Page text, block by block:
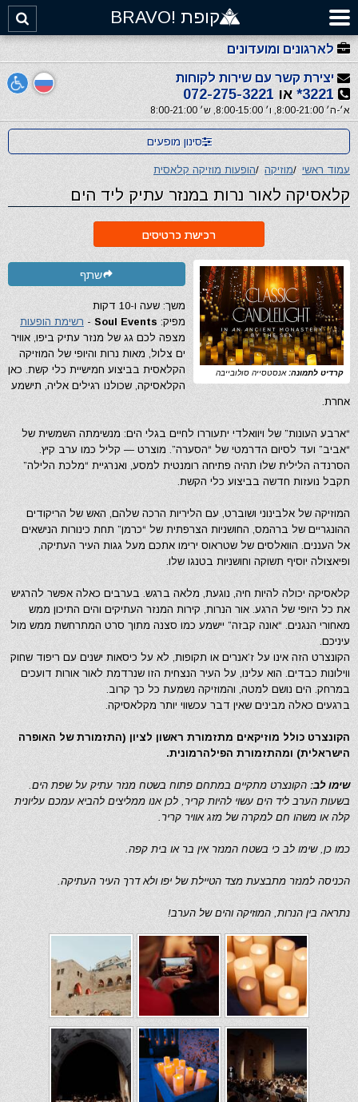
קופת !BRAVO
לארגונים ומועדונים
יצירת קשר עם שירות לקוחות
3221* או 072-275-3221
א׳-ה׳ 8:00-21:00, ו׳ 8:00-15:00, ש׳ 8:00-21:00
סינון מופעים
עמוד ראשי /מוזיקה /הופעות מוזיקה קלאסית
קלאסיקה לאור נרות במנזר עתיק ליד הים
רכישת כרטיסים
קרדיט לתמונה: אנסטסייה סולובייבה
שתף
משך: שעה ו-10 דקות
מפיק: Soul Events
- רשימת הופעות
מצפה לכם גג של מנזר עתיק ביפו, אוויר
ים צלול, מאות נרות והיופי של המוזיקה
הקלאסית בביצוע חמישיית כלי קשת. כאן
הקלאסיקה, שכולנו רגילים אליה, תישמע
אחרת.
“ארבע העונות” של ויוואלדי יתעוררו לחיים בגלי הים: מנשימתה השמשית של
“אביב” ועד לסיום הדרמטי של “הסערה”. מוצרט — קליל כמו ערב קיץ.
הסרנדה הלילית שלו תהיה פתיחה רומנטית למסע, ואנרגיית “מלכת הלילה”
תקבל נועזות חדשה בביצוע כלי הקשת.
המוזיקה של אלבינוני ושוברט, עם הליריות הרכה שלהם, האש של הריקודים
ההונגריים של ברהמס, החושניות הצרפתית של “כרמן” תחת כינורות הנישאים
אל העננים. הוואלסים של שטראוס ירימו אתכם מעל גגות העיר העתיקה,
ופיאצולה יוסיף תשוקה וחושניות בטנגו שלו.
קלאסיקה יכולה להיות חיה, נוגעת, מלאה ברגש. בערבים כאלה אפשר להרגיש
את כל היופי של הרגע. אור הנרות, קירות המנזר העתיקים והים התיכון ממש
מאחורי הנגנים. “אונה קבזה” יישמע כמו סצנה מתוך סרט המתרחשת ממש מול
עיניכם.
הקונצרט הזה אינו על ז’אנרים או תקופות, לא על כיסאות ישנים עם ריפוד שחוק
ווילונות כבדים. הוא עלינו, על העיר הנצחית הזו שנרדמת לאור אורות דועכים
במרחק. הים נושם למטה, והמוזיקה נשמעת כל כך קרוב.
ברגעים כאלה מבינים שאין דבר עכשווי יותר מקלאסיקה.
הקונצרט כולל מוזיקאים מתזמורת ראשון לציון (התזמורת של האופרה
הישראלית) ומהתזמורת הפילהרמונית.
שימו לב: הקונצרט מתקיים במתחם פתוח בשטח מנזר עתיק על שפת הים.
בשעות הערב ליד הים עשוי להיות קריר, לכן אנו ממליצים להביא עמכם עליונית
קלה או משהו חם למקרה של מזג אוויר קריר.
כמו כן, שימו לב כי בשטח המנזר אין בר או בית קפה.
הכניסה למנזר מתבצעת מצד הטיילת של יפו ולא דרך העיר העתיקה.
נתראה בין הנרות, המוזיקה והים של הערב!